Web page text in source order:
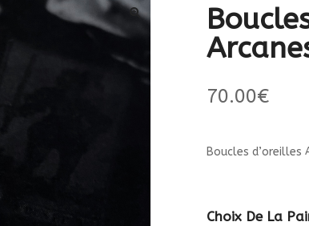
70.00€
Boucles d’oreilles
Choix De La